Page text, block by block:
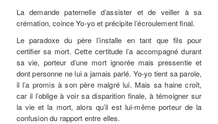
La demande paternelle d’assister et de veiller à sa
crémation, coince Yo-yo et précipite l’écroulement final.
Le paradoxe du père l’installe en tant que fils pour
certifier sa mort. Cette certitude l’a accompagné durant
sa vie, porteur d’une mort ignorée mais pressentie et
dont personne ne lui a jamais parlé. Yo-yo tient sa parole,
il l’a promis à son père malgré lui. Mais sa haine croît,
car il l’oblige à voir sa disparition finale, à témoigner sur
la vie et la mort, alors qu’il est lui-même porteur de la
confusion du rapport entre elles.